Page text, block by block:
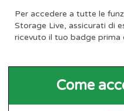
Per accedere a tutte le
Storage Live, assicurati di
ricevuto il tuo badge prima
Come